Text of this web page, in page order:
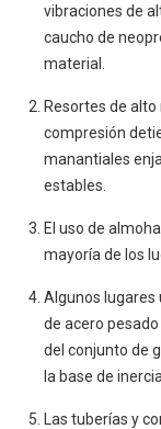
vibraciones de
caucho de
material.
Resortes de alto
compresión
manantiales
estables.
El uso de
mayoría de los
Algunos lugares
de acero
del conjunto de
la base de
Las tuberías y